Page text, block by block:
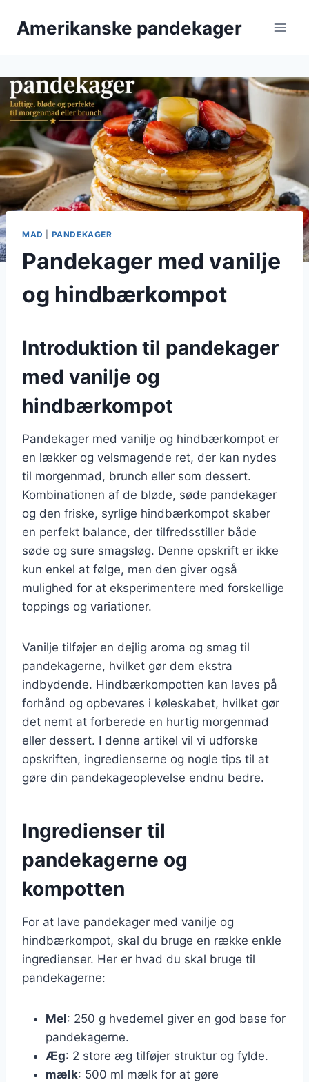
Amerikanske pandekager
MAD PANDEKAGER
Pandekager med vanilje
og hindbærkompot
Introduktion til pandekager
med vanilje og
hindbærkompot
Pandekager med vanilje og hindbærkompot er
en lækker og velsmagende ret, der kan nydes
til morgenmad, brunch eller som dessert.
Kombinationen af de bløde, søde pandekager
og den friske, syrlige hindbærkompot skaber
en perfekt balance, der tilfredsstiller både
søde og sure smagsløg. Denne opskrift er ikke
kun enkel at følge, men den giver også
mulighed for at eksperimentere med forskellige
toppings og variationer.
Vanilje tilføjer en dejlig aroma og smag til
pandekagerne, hvilket gør dem ekstra
indbydende. Hindbærkompotten kan laves på
forhånd og opbevares i køleskabet, hvilket gør
det nemt at forberede en hurtig morgenmad
eller dessert. I denne artikel vil vi udforske
opskriften, ingredienserne og nogle tips til at
gøre din pandekageoplevelse endnu bedre.
Ingredienser til
pandekagerne og
kompotten
For at lave pandekager med vanilje og
hindbærkompot, skal du bruge en række enkle
ingredienser. Her er hvad du skal bruge til
pandekagerne:
Mel: 250 g hvedemel giver en god base for
pandekagerne.
Æg: 2 store æg tilføjer struktur og fylde.
mælk: 500 ml mælk for at gøre